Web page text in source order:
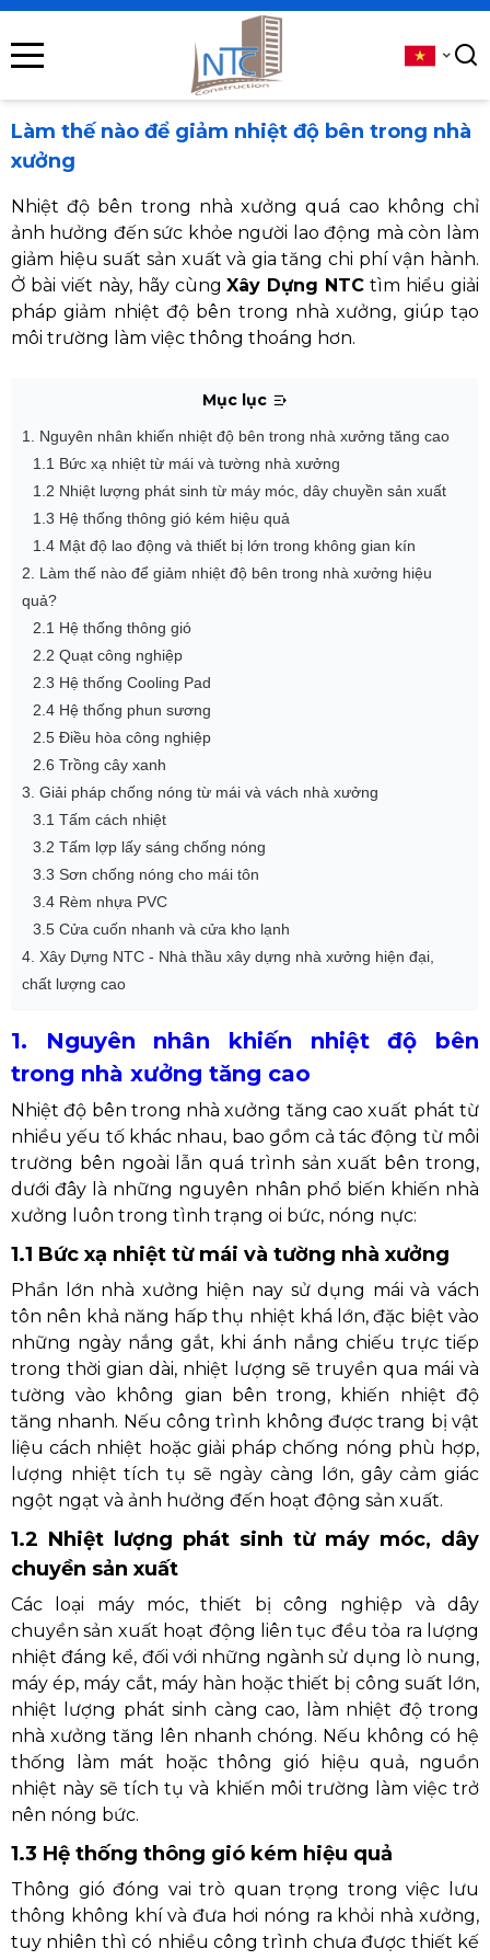
Làm thế nào để giảm nhiệt độ bên trong nhà
xưởng
Nhiệt độ bên trong nhà xưởng quá cao không chỉ
ảnh hưởng đến sức khỏe người lao động mà còn làm
giảm hiệu suất sản xuất và gia tăng chi phí vận hành.
Ở bài viết này, hãy cùngXây Dựng NTC tìm hiểu giải
pháp giảm nhiệt độ bên trong nhà xưởng, giúp tạo
môi trường làm việc thông thoáng hơn.
Mục lục
1. Nguyên nhân khiến nhiệt độ bên trong nhà xưởng tăng cao
1.1 Bức xạ nhiệt từ mái và tường nhà xưởng
1.2 Nhiệt lượng phát sinh từ máy móc, dây chuyền sản xuất
1.3 Hệ thống thông gió kém hiệu quả
1.4 Mật độ lao động và thiết bị lớn trong không gian kín
2. Làm thế nào để giảm nhiệt độ bên trong nhà xưởng hiệu
quả?
2.1 Hệ thống thông gió
2.2 Quạt công nghiệp
2.3 Hệ thống Cooling Pad
2.4 Hệ thống phun sương
2.5 Điều hòa công nghiệp
2.6 Trồng cây xanh
3. Giải pháp chống nóng từ mái và vách nhà xưởng
3.1 Tấm cách nhiệt
3.2 Tấm lợp lấy sáng chống nóng
3.3 Sơn chống nóng cho mái tôn
3.4 Rèm nhựa PVC
3.5 Cửa cuốn nhanh và cửa kho lạnh
4. Xây Dựng NTC - Nhà thầu xây dựng nhà xưởng hiện đại,
chất lượng cao
1. Nguyên nhân khiến nhiệt độ bên
trong nhà xưởng tăng cao
Nhiệt độ bên trong nhà xưởng tăng cao xuất phát từ
nhiều yếu tố khác nhau, bao gồm cả tác động từ môi
trường bên ngoài lẫn quá trình sản xuất bên trong,
dưới đây là những nguyên nhân phổ biến khiến nhà
xưởng luôn trong tình trạng oi bức, nóng nực:
1.1 Bức xạ nhiệt từ mái và tường nhà xưởng
Phần lớn nhà xưởng hiện nay sử dụng mái và vách
tôn nên khả năng hấp thụ nhiệt khá lớn, đặc biệt vào
những ngày nắng gắt, khi ánh nắng chiếu trực tiếp
trong thời gian dài, nhiệt lượng sẽ truyền qua mái và
tường vào không gian bên trong, khiến nhiệt độ
tăng nhanh. Nếu công trình không được trang bị vật
liệu cách nhiệt hoặc giải pháp chống nóng phù hợp,
lượng nhiệt tích tụ sẽ ngày càng lớn, gây cảm giác
ngột ngạt và ảnh hưởng đến hoạt động sản xuất.
1.2 Nhiệt lượng phát sinh từ máy móc, dây
chuyền sản xuất
Các loại máy móc, thiết bị công nghiệp và dây
chuyền sản xuất hoạt động liên tục đều tỏa ra lượng
nhiệt đáng kể, đối với những ngành sử dụng lò nung,
máy ép, máy cắt, máy hàn hoặc thiết bị công suất lớn,
nhiệt lượng phát sinh càng cao, làm nhiệt độ trong
nhà xưởng tăng lên nhanh chóng. Nếu không có hệ
thống làm mát hoặc thông gió hiệu quả, nguồn
nhiệt này sẽ tích tụ và khiến môi trường làm việc trở
nên nóng bức.
1.3 Hệ thống thông gió kém hiệu quả
Thông gió đóng vai trò quan trọng trong việc lưu
thông không khí và đưa hơi nóng ra khỏi nhà xưởng,
tuy nhiên thì có nhiều công trình chưa được thiết kế